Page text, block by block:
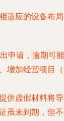
适应的设备布
申请，逾期可
增加经营项
供虚假材料将
虽未到期，